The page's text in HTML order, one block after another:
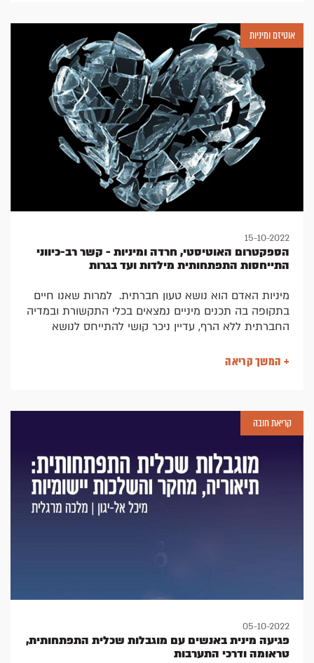
הסביבה בתהליך, התערבות מערכתית ומשמעות החינוך
המיני-חברתי.
מאת רונית ארגמן, MSW, מנהלת מכון ארגמן.
15-10-2022
הספקטרום האוטיסטי, חרדה ומיניות - קשר רב-כיווני
התייחסות התפתחותית מילדות ועד בגרות
מיניות האדם הוא נושא טעון חברתית. למרות שאנו חיים
בתקופה בה תכנים מיניים נמצאים בכלי התקשורת ובמדיה
החברתית ללא הרף, עדיין ניכר קושי להתייחס לנושא
מוצפות גדולה, חשיפות והתנהגויות מיניות לא מותאמות
מדובר על אוכלוסייה של אנשים המאובחנים ברצף
האוטיזם.מאת רונית ארגמן, MSW, מנהלת מכון ארגמן
+ המשך קריאה
אוטיזם ומיניות
05-10-2022
פגיעה מינית באנשים עם מוגבלות שכלית התפתחותית,
טראומה ודרכי התערבות
קריאת חובה